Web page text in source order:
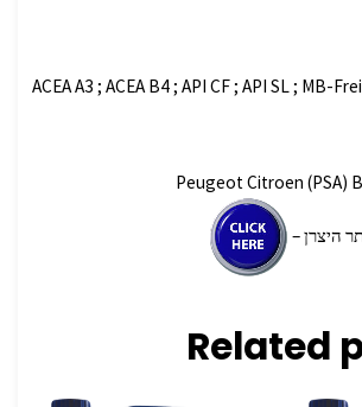
ACEA A3 ; ACEA B4 ; API CF ; API SL ; MB-
Peugeot Citroen (PSA)
היצרן –
Related